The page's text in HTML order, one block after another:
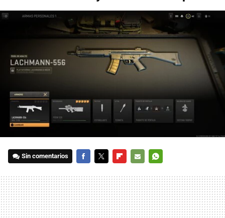
Sin comentarios
MAIL